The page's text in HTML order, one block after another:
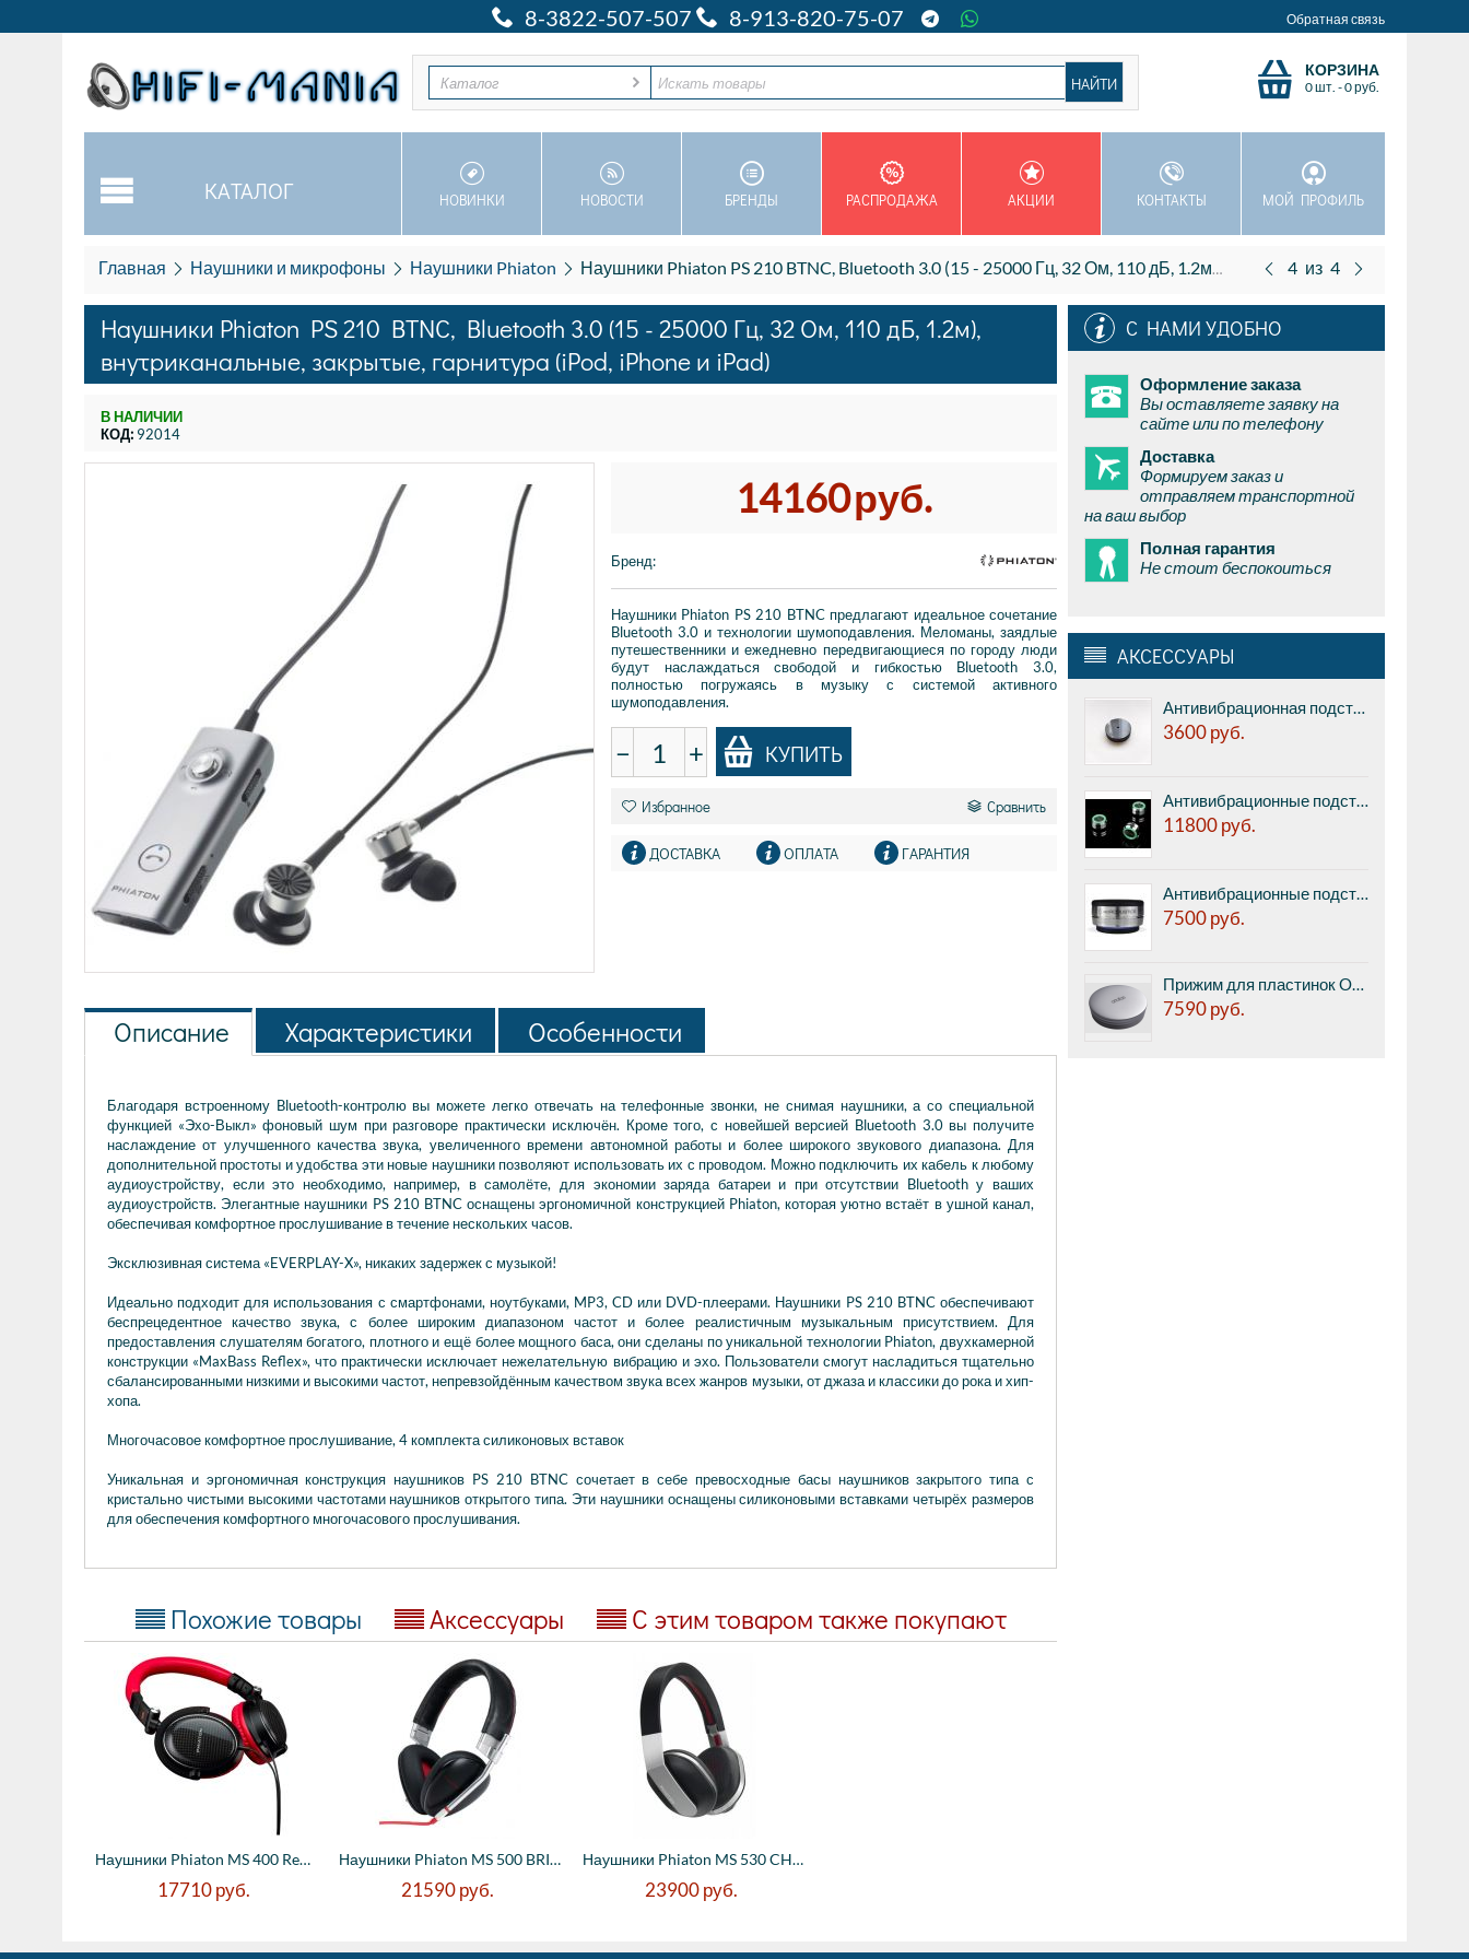
8-3822-507-507 8-913-820-75-07 Обратная связь
Каталог
КОРЗИНА
0 шт. -0руб.
КАТАЛОГ НОВИНКИ НОВОСТИ БРЕНДЫ РАСПРОДАЖА АКЦИИ КОНТАКТЫ МОЙ ПРОФИЛЬ
Главная Наушники и микрофоны Наушники Phiaton Наушники Phiaton PS 210 BTNC, Bluetooth 3.0 (15 - 25000 Гц, 32 Ом, 110 дБ, 1.2м), внутриканальные, закрытые, гарнитура (iPod, iPhone и iPad) 4 из 4
Наушники Phiaton PS 210 BTNC, Bluetooth 3.0 (15 - 25000 Гц, 32 Ом, 110 дБ, 1.2м),
внутриканальные, закрытые, гарнитура (iPod, iPhone и iPad)
В НАЛИЧИИ
КОД: 92014
14160руб.
Бренд:
Наушники Phiaton PS 210 BTNC предлагают идеальное сочетание
Bluetooth 3.0 и технологии шумоподавления. Меломаны, заядлые
путешественники и ежедневно передвигающиеся по городу люди
будут наслаждаться свободой и гибкостью Bluetooth 3.0,
полностью погружаясь в музыку с системой активного
шумоподавления.
− + КУПИТЬ
Избранное Сравнить
ДОСТАВКА ОПЛАТА ГАРАНТИЯ
Описание Характеристики Особенности
Благодаря встроенному Bluetooth-контролю вы можете легко отвечать на телефонные звонки, не снимая наушники, а со специальной
функцией «Эхо-Выкл» фоновый шум при разговоре практически исключён. Кроме того, с новейшей версией Bluetooth 3.0 вы получите
наслаждение от улучшенного качества звука, увеличенного времени автономной работы и более широкого звукового диапазона. Для
дополнительной простоты и удобства эти новые наушники позволяют использовать их с проводом. Можно подключить их кабель к любому
аудиоустройству, если это необходимо, например, в самолёте, для экономии заряда батареи и при отсутствии Bluetooth у ваших
аудиоустройств. Элегантные наушники PS 210 BTNC оснащены эргономичной конструкцией Phiaton, которая уютно встаёт в ушной канал,
обеспечивая комфортное прослушивание в течение нескольких часов.
Эксклюзивная система «EVERPLAY-X», никаких задержек с музыкой!
Идеально подходит для использования с смартфонами, ноутбуками, MP3, CD или DVD-плеерами. Наушники PS 210 BTNC обеспечивают
беспрецедентное качество звука, с более широким диапазоном частот и более реалистичным музыкальным присутствием. Для
предоставления слушателям богатого, плотного и ещё более мощного баса, они сделаны по уникальной технологии Phiaton, двухкамерной
конструкции «MaxBass Reflex», что практически исключает нежелательную вибрацию и эхо. Пользователи смогут насладиться тщательно
сбалансированными низкими и высокими частот, непревзойдённым качеством звука всех жанров музыки, от джаза и классики до рока и хип-
хопа.
Многочасовое комфортное прослушивание, 4 комплекта силиконовых вставок
Уникальная и эргономичная конструкция наушников PS 210 BTNC сочетает в себе превосходные басы наушников закрытого типа с
кристально чистыми высокими частотами наушников открытого типа. Эти наушники оснащены силиконовыми вставками четырёх размеров
для обеспечения комфортного многочасового прослушивания.
Похожие товары Аксессуары С этим товаром также покупают
Наушники Phiaton MS 400 Red (15 - 22000 Г...
17710 руб.
Наушники Phiaton MS 500 BRIGE (15 - 22000...
21590 руб.
Наушники Phiaton MS 530 CHORD, Bluetooth ...
23900 руб.
С НАМИ УДОБНО
Оформление заказа
Вы оставляете заявку на
сайте или по телефону
Доставка
Формируем заказ и
отправляем транспортной
на ваш выбор
Полная гарантия
Не стоит беспокоиться
АКСЕССУАРЫ
Антивибрационная подставка MSound MS carbon L feet - карбоновые диски с выточкой под шипы акустических систем, диаметр 40 мм х высота 20 мм, до 100 кг, цена за 4шт.
3600руб.
Антивибрационные подставки Divini Audio Design DD-3 - специальные диски под акустику, нержавеющая сталь, специальные кольцевые выточки под кольца из тефлона-каучука viton, диаметр 31 мм, высота 18.3 мм, нагрузка до 25 кг. на 1 шт, набор из 8 штук.
11800руб.
Антивибрационные подставки IsoAcoustics Orea Indigo - изолятор для компонентов: CD-проигрыватели, проигрыватели винила, усилители, ЦАП и т.п. нагрузкой на каждую ножку до 7,2 кг, размер (диаметр х высота): 58х33 мм, фрезерованная сталь, шт.
7500руб.
Прижим для пластинок Ortofon Record stabilizer Silver
7590руб.